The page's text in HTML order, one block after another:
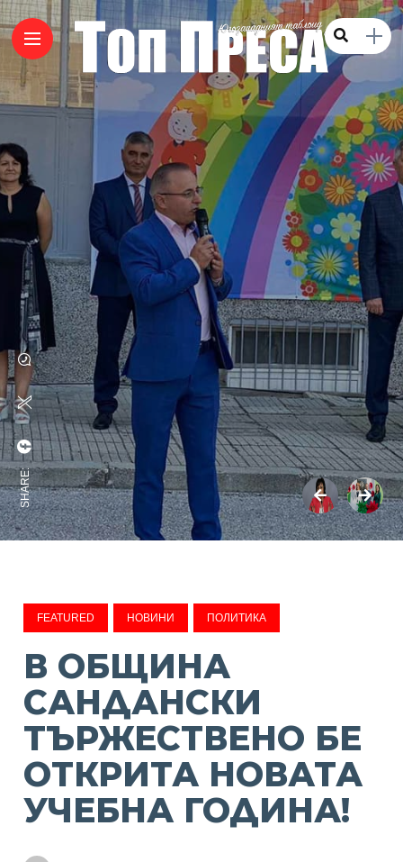
SHARE:
FEATURED НОВИНИ ПОЛИТИКА
В ОБЩИНА
САНДАНСКИ
ТЪРЖЕСТВЕНО БЕ
ОТКРИТА НОВАТА
УЧЕБНА ГОДИНА!